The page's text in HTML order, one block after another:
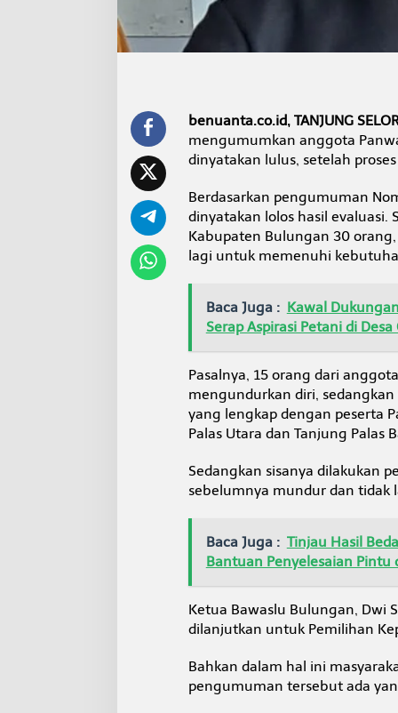
n
L
s
x
i
t
i
n
g
benuanta.co.id, TANJUNG
mengumumkan anggota
dinyatakan lulus, setelah
Berdasarkan pengumuman
dinyatakan lolos hasil evaluasi.
Kabupaten Bulungan 30
lagi untuk memenuhi
Baca Juga : Kawal
Serap Aspirasi Petani di
Pasalnya, 15 orang dari
mengundurkan diri,
yang lengkap dengan peserta
Palas Utara dan Tanjung Palas
Sedangkan sisanya dilakukan
sebelumnya mundur dan tidak
Baca Juga : Tinjau Hasil
Bantuan Penyelesaian Pintu
Ketua Bawaslu Bulungan, Dwi
dilanjutkan untuk Pemilihan
Bahkan dalam hal ini
pengumuman tersebut ada